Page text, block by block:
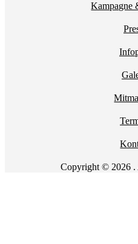
Kampagne
Copyright © 2026 .